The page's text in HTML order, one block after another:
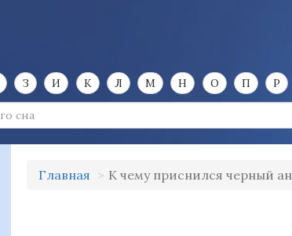
З И К Л М Н О П Р
Главная К чему приснился черный